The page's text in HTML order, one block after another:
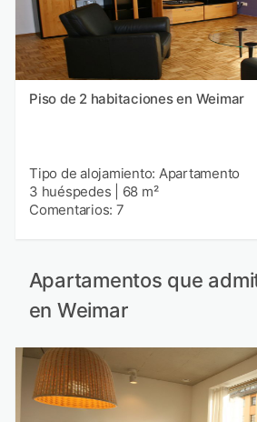
Piso de 2 habitaciones en Weimar
Tipo de alojamiento: Apartamento
3 huéspedes
68 m²
Comentarios: 7
Apartamentos que
en Weimar